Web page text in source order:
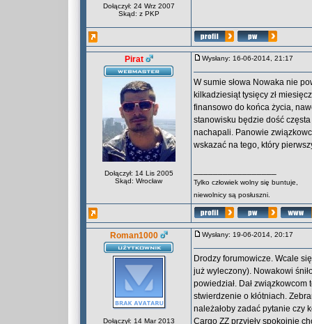
Dołączył: 24 Wrz 2007
Skąd: z PKP
Pirat
Dołączył: 14 Lis 2005
Skąd: Wrocław
Wysłany: 16-06-2014, 21:17
W sumie słowa Nowaka nie
kilkadziesiąt tysięcy zł
finansowo do końca życia,
stanowisku będzie dość
nachapali. Panowie
wskazać na tego, który
Tylko człowiek wolny się buntuje,
niewolnicy są posłuszni.
Roman1000
Dołączył: 14 Mar 2013
Wysłany: 19-06-2014, 20:17
Drodzy forumowicze. Wcale
już wyleczony). Nowakowi
powiedział. Dał
stwierdzenie o kłótniach.
należałoby zadać pytanie czy
Cargo ZZ przyjęły spokojnie